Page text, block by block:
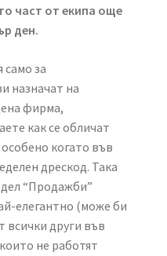
част от екипа още
ден.
само за
назначат на
фирма,
как се обличат
когато във
дрескод. Така
“Продажби”
елегантно (може би
всички други във
не работят